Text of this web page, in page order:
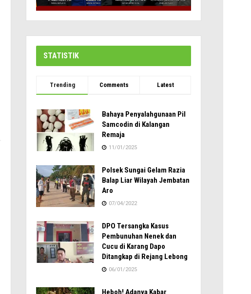
STATISTIK
Trending Comments Latest
Bahaya Penyalahgunaan Pil
Samcodin di Kalangan
Remaja
11/01/2025
Polsek Sungai Gelam Razia
Balap Liar Wilayah Jembatan
Aro
07/04/2022
DPO Tersangka Kasus
Pembunuhan Nenek dan
Cucu di Karang Dapo
Ditangkap di Rejang Lebong
06/01/2025
Heboh! Adanya Kabar